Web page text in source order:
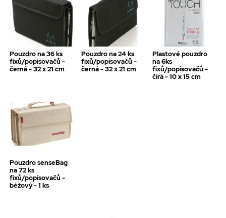
Pouzdro na 36 ks
fixů/popisovačů -
černá - 32 x 21 cm
Pouzdro na 24 ks
fixů/popisovačů -
černá - 32 x 21 cm
Plastové pouzdro
na 6ks
fixů/popisovačů -
čirá - 10 x 15 cm
Pouzdro senseBag
na 72 ks
fixů/popisovačů -
béžový - 1 ks